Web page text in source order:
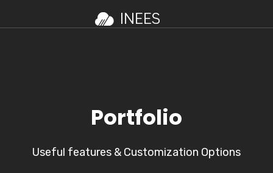
Portfolio
Useful features & Customization Options